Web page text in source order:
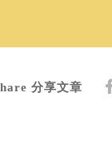
分享文章